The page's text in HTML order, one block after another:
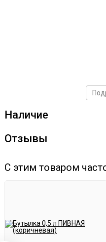
Наличие
Отзывы
С этим товаром